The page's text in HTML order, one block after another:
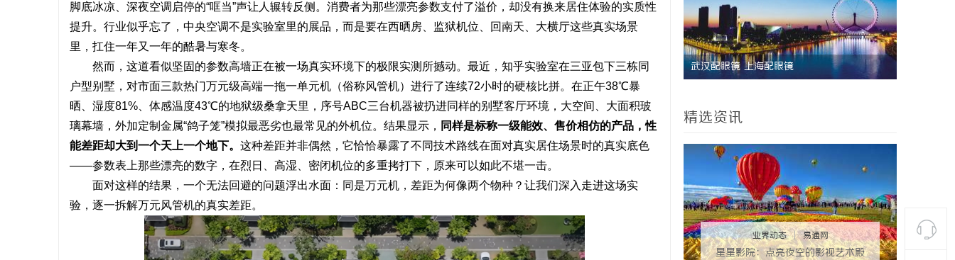
脚底冰凉、深夜空调启停的“哐当”声让人辗转反侧。消费者为那些漂亮参数支付了溢价，却没有换来居住体验的实质性
提升。行业似乎忘了，中央空调不是实验室里的展品，而是要在西晒房、监狱机位、回南天、大横厅这些真实场景
里，扛住一年又一年的酷暑与寒冬。
然而，这道看似坚固的参数高墙正在被一场真实环境下的极限实测所撼动。最近，知乎实验室在三亚包下三栋同
户型别墅，对市面三款热门万元级高端一拖一单元机（俗称风管机）进行了连续72小时的硬核比拼。在正午38℃暴
晒、湿度81%、体感温度43℃的地狱级桑拿天里，序号ABC三台机器被扔进同样的别墅客厅环境，大空间、大面积玻
璃幕墙，外加定制金属“鸽子笼”模拟最恶劣也最常见的外机位。结果显示， 同样是标称一级能效、售价相仿的产品，性
能差距却大到一个天上一个地下。 这种差距并非偶然，它恰恰暴露了不同技术路线在面对真实居住场景时的真实底色
——参数表上那些漂亮的数字，在烈日、高湿、密闭机位的多重拷打下，原来可以如此不堪一击。
面对这样的结果，一个无法回避的问题浮出水面：同是万元机，差距为何像两个物种？让我们深入走进这场实
验，逐一拆解万元风管机的真实差距。
贝净 AC 国际医疗实验室，标准化研发体系
全解析
厦门展览公司全方位服务助力企业品牌打造与
市场开拓
武汉配眼镜 上海配眼镜 武汉配眼镜 上海配眼镜
精选资讯
业界动态 | 易通网
星星影院：点亮夜空的影视艺术殿